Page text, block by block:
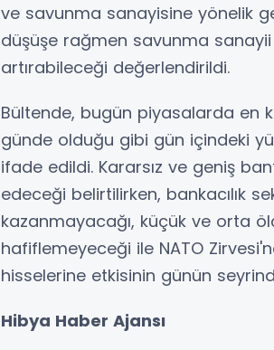
ve savunma sanayisine yönelik
düşüşe rağmen savunma
artırabileceği değerlendirildi.
Bültende, bugün piyasalarda en
günde olduğu gibi gün içindeki
ifade edildi. Kararsız ve geniş
edeceği belirtilirken, bankacılık
kazanmayacağı, küçük ve orta
hafiflemeyeceği ile NATO
hisselerine etkisinin günün
Hibya Haber Ajansı